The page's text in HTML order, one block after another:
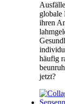
globale
ihren
häufig
jetzt?